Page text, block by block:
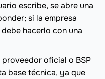
escribe, se abre una
si la empresa
hacerlo con una
oficial o BSP
base técnica, ya que